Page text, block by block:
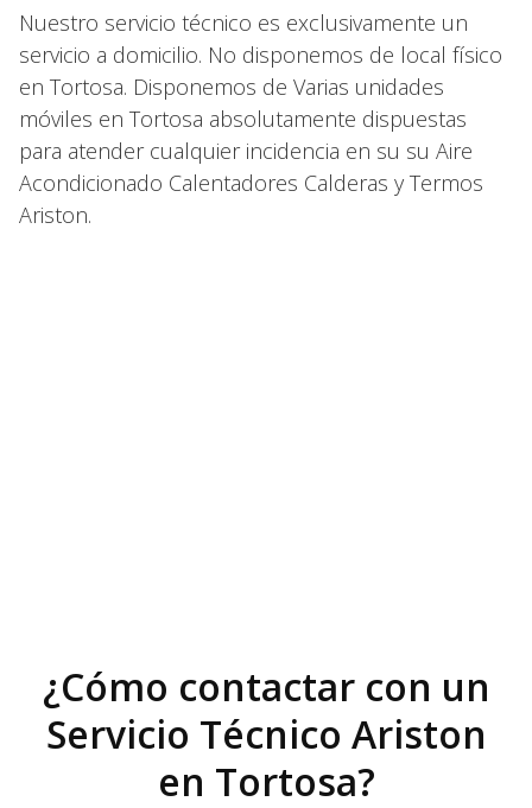
Nuestro servicio técnico es exclusivamente un
servicio a domicilio. No disponemos de local físico
en Tortosa. Disponemos de Varias unidades
móviles en Tortosa absolutamente dispuestas
para atender cualquier incidencia en su su Aire
Acondicionado Calentadores Calderas y Termos
Ariston.
¿Cómo contactar con un
Servicio Técnico Ariston
en Tortosa?